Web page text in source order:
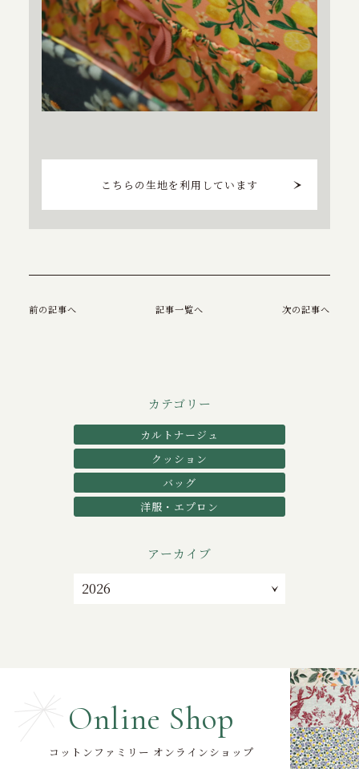
こちらの生地を利用しています
前の記事へ 記事一覧へ 次の記事へ
カテゴリー
カルトナージュ
クッション
バッグ
洋服・エプロン
アーカイブ
Online Shop
コットンファミリー オンラインショップ